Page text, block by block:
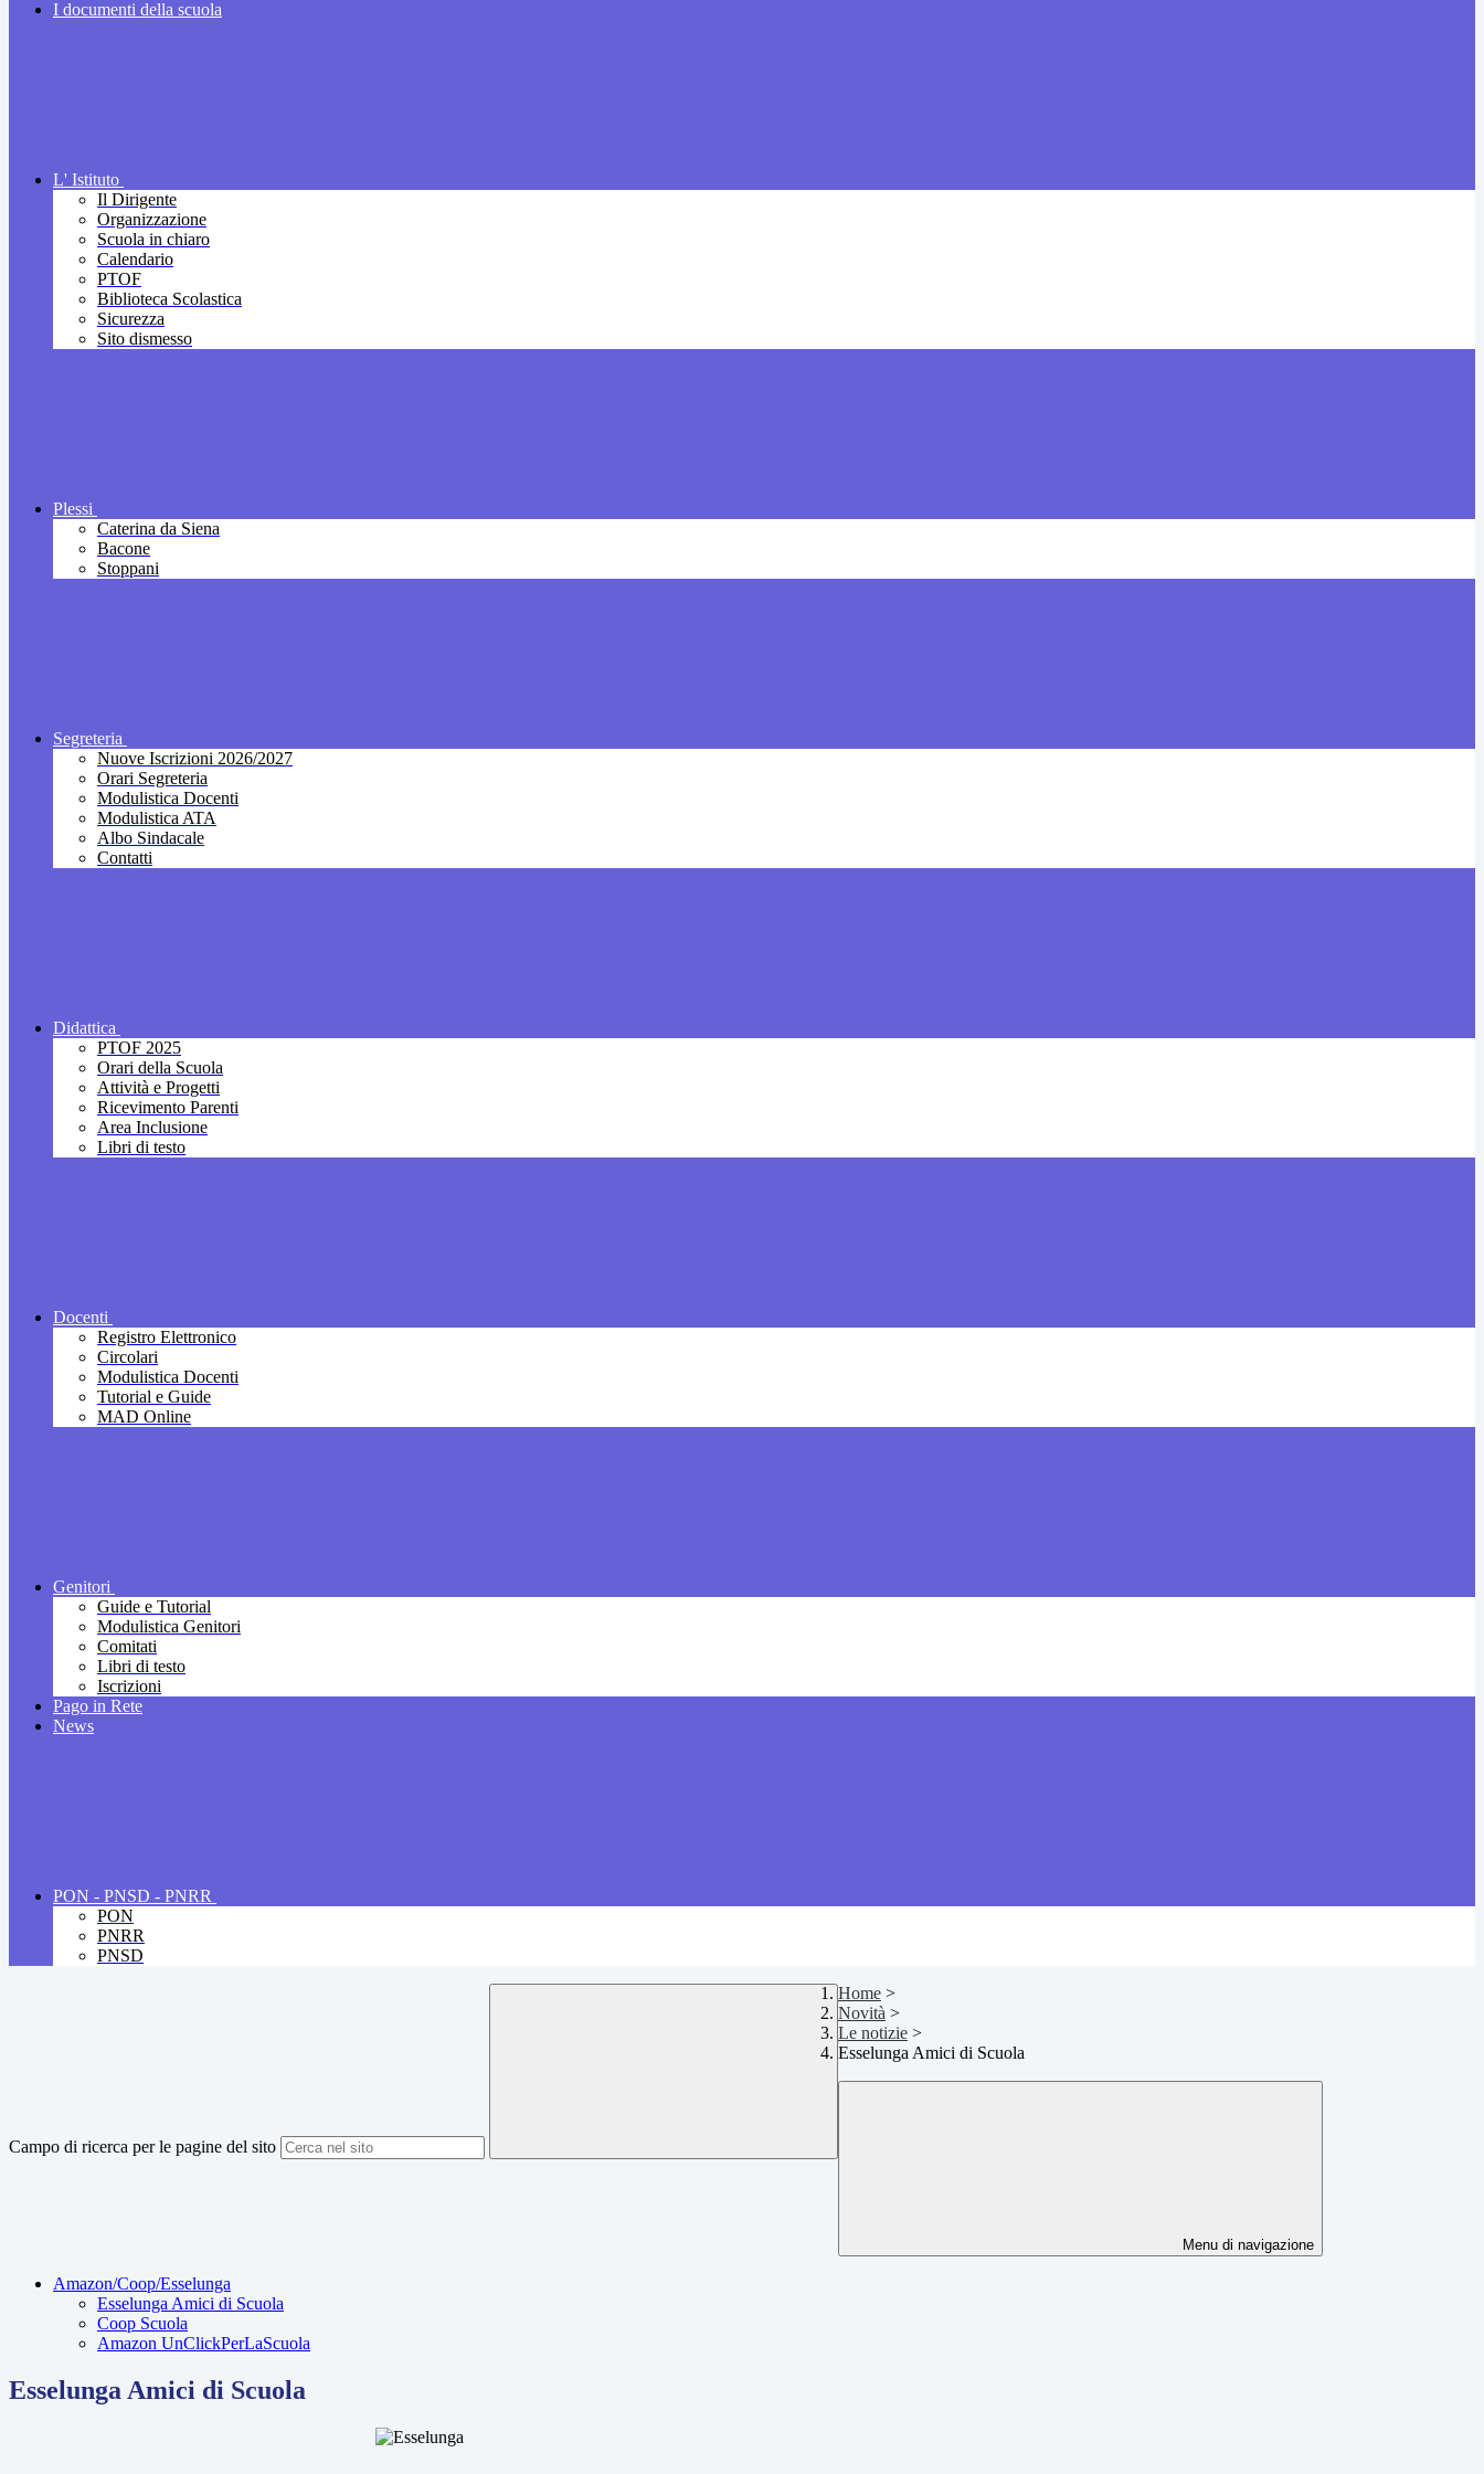
I documenti della scuola
L' Istituto
Il Dirigente
Organizzazione
Scuola in chiaro
Calendario
PTOF
Biblioteca Scolastica
Sicurezza
Sito dismesso
Plessi
Caterina da Siena
Bacone
Stoppani
Segreteria
Nuove Iscrizioni 2026/2027
Orari Segreteria
Modulistica Docenti
Modulistica ATA
Albo Sindacale
Contatti
Didattica
PTOF 2025
Orari della Scuola
Attività e Progetti
Ricevimento Parenti
Area Inclusione
Libri di testo
Docenti
Registro Elettronico
Circolari
Modulistica Docenti
Tutorial e Guide
MAD Online
Genitori
Guide e Tutorial
Modulistica Genitori
Comitati
Libri di testo
Iscrizioni
Pago in Rete
News
PON - PNSD - PNRR
PON
PNRR
PNSD
Campo di ricerca per le pagine del sito
Home >
Novità >
Le notizie >
Esselunga Amici di Scuola
Menu di navigazione
Amazon/Coop/Esselunga
Esselunga Amici di Scuola
Coop Scuola
Amazon UnClickPerLaScuola
Esselunga Amici di Scuola